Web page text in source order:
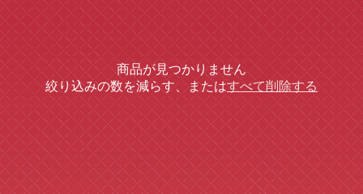
商品が見つかりません
絞り込みの数を減らす、またはすべて削除する